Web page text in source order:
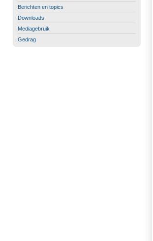
Berichten en topics
Downloads
Mediagebruik
Gedrag